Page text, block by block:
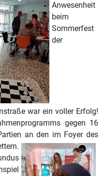
Anwesenheit
beim
Sommerfest
der
war ein voller Erfolg!
gegen 16
an den im Foyer des